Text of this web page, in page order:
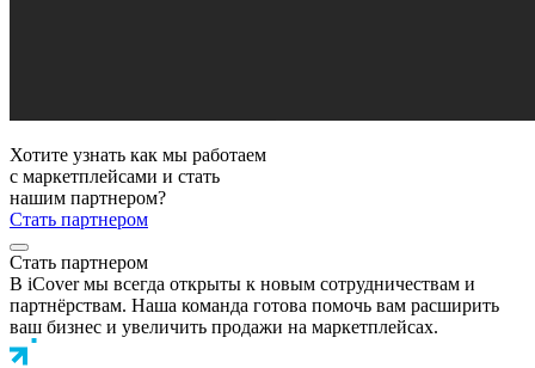
Хотите узнать как мы работаем
с маркетплейсами и стать
нашим партнером?
Стать партнером
Стать партнером
В iCover мы всегда открыты к новым сотрудничествам и
партнёрствам. Наша команда готова помочь вам расширить
ваш бизнес и увеличить продажи на маркетплейсах.